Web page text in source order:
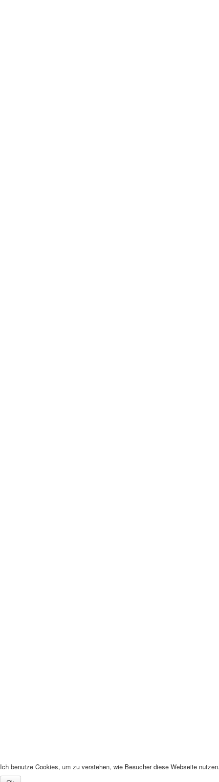
Ich benutze Cookies, um zu verstehen, wie Besucher diese Webseite